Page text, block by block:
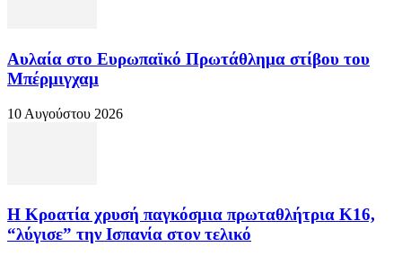
Αυλαία στο Ευρωπαϊκό Πρωτάθλημα στίβου του
Μπέρμιγχαμ
10 Αυγούστου 2026
Η Κροατία χρυσή παγκόσμια πρωταθλήτρια Κ16,
“λύγισε” την Ισπανία στον τελικό